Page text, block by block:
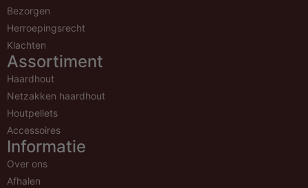
Bezorgen
Herroepingsrecht
Klachten
Assortiment
Haardhout
Netzakken haardhout
Houtpellets
Accessoires
Informatie
Over ons
Afhalen